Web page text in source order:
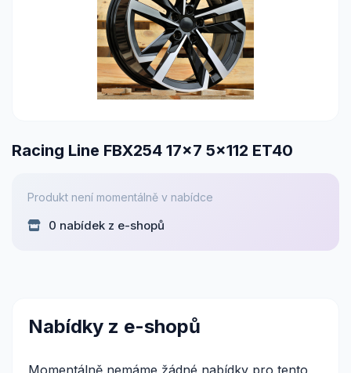
Racing Line FBX254 17x7 5x112 ET40
Produkt není momentálně v nabídce
0 nabídek z e-shopů
Nabídky z e-shopů
Momentálně nemáme žádné nabídky pro tento